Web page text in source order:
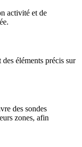
activité et de
éléments précis sur
des sondes
zones, afin